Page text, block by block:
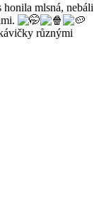
honila mlsná, nebáli
různými